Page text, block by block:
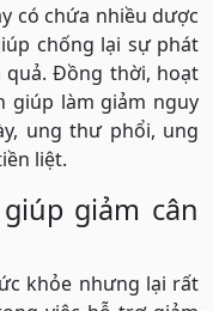
có chứa nhiều dược
chống lại sự phát
Đồng thời, hoạt
giúp làm giảm nguy
ung thư phổi, ung
liệt.
giảm cân
khỏe nhưng lại rất